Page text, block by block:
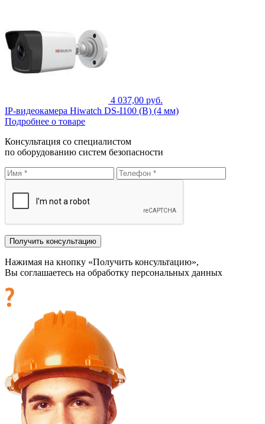
4 037,00 руб.
IP-видеокамера Hiwatch DS-I100 (B) (4 мм)
Подробнее о товаре
Консультация со специалистом
по оборудованию систем безопасности
Нажимая на кнопку «Получить консультацию»,
Вы соглашаетесь на обработку персональных данных